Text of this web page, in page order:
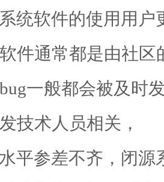
统软件的使用用户
件通常都是由社
一般都会被及时
技术人员相关，
平参差不齐，闭源